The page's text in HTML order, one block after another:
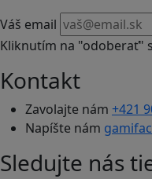
Váš email
Kliknutím na "odoberať"
Kontakt
Zavolajte nám +421
Napíšte nám
Sledujte nás